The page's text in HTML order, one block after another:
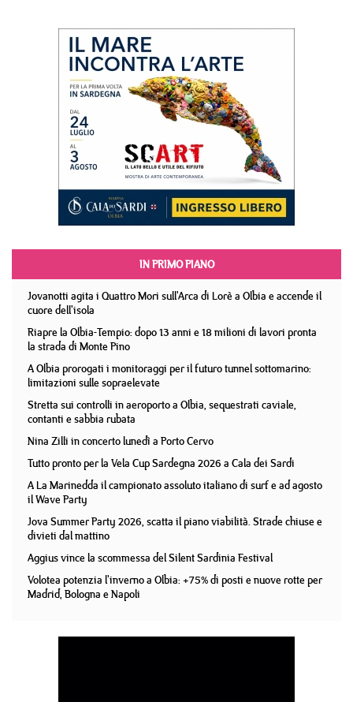
IN PRIMO PIANO
Jovanotti agita i Quattro Mori sull'Arca di Lorè a Olbia e accende il
cuore dell'isola
Riapre la Olbia-Tempio: dopo 13 anni e 18 milioni di lavori pronta
la strada di Monte Pino
A Olbia prorogati i monitoraggi per il futuro tunnel sottomarino:
limitazioni sulle sopraelevate
Stretta sui controlli in aeroporto a Olbia, sequestrati caviale,
contanti e sabbia rubata
Nina Zilli in concerto lunedì a Porto Cervo
Tutto pronto per la Vela Cup Sardegna 2026 a Cala dei Sardi
A La Marinedda il campionato assoluto italiano di surf e ad agosto
il Wave Party
Jova Summer Party 2026, scatta il piano viabilità. Strade chiuse e
divieti dal mattino
Aggius vince la scommessa del Silent Sardinia Festival
Volotea potenzia l'inverno a Olbia: +75% di posti e nuove rotte per
Madrid, Bologna e Napoli